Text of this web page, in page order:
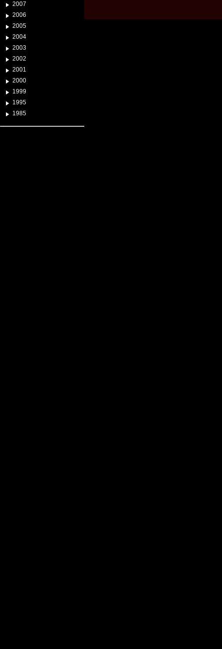
2007
2006
2005
2004
2003
2002
2001
2000
1999
1995
1985